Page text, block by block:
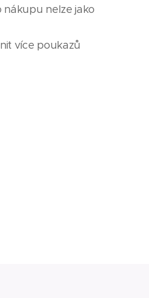
nákupu nelze jako
více poukazů